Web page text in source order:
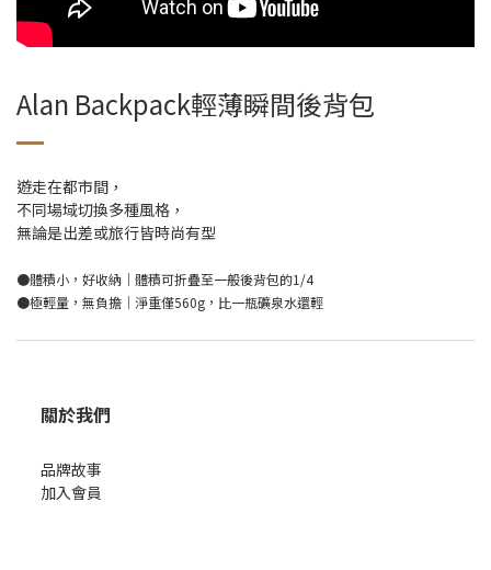
Alan Backpack輕薄瞬間後背包
遊走在都市間，
不同場域切換多種風格，
無論是出差或旅行皆時尚有型
●體積小，好收納｜體積可折疊至一般後背包的1/4
●極輕量，無負擔｜淨重僅560g，比一瓶礦泉水還輕
關於我們
品牌故事
加入會員